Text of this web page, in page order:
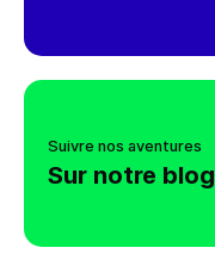
Suivre nos aventures
Sur notre blog